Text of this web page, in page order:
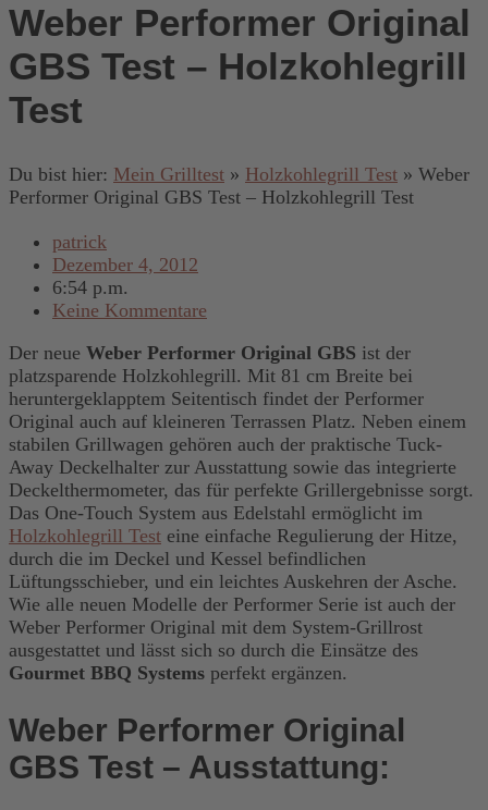
Weber Performer Original
GBS Test – Holzkohlegrill
Test
Du bist hier: Mein Grilltest » Holzkohlegrill Test » Weber
Performer Original GBS Test – Holzkohlegrill Test
patrick
Dezember 4, 2012
6:54 p.m.
Keine Kommentare
Der neue Weber Performer Original GBS ist der
platzsparende Holzkohlegrill. Mit 81 cm Breite bei
heruntergeklapptem Seitentisch findet der Performer
Original auch auf kleineren Terrassen Platz. Neben einem
stabilen Grillwagen gehören auch der praktische Tuck-
Away Deckelhalter zur Ausstattung sowie das integrierte
Deckelthermometer, das für perfekte Grillergebnisse sorgt.
Das One-Touch System aus Edelstahl ermöglicht im
Holzkohlegrill Test eine einfache Regulierung der Hitze,
durch die im Deckel und Kessel befindlichen
Lüftungsschieber, und ein leichtes Auskehren der Asche.
Wie alle neuen Modelle der Performer Serie ist auch der
Weber Performer Original mit dem System-Grillrost
ausgestattet und lässt sich so durch die Einsätze des
Gourmet BBQ Systems perfekt ergänzen.
Weber Performer Original
GBS Test – Ausstattung: